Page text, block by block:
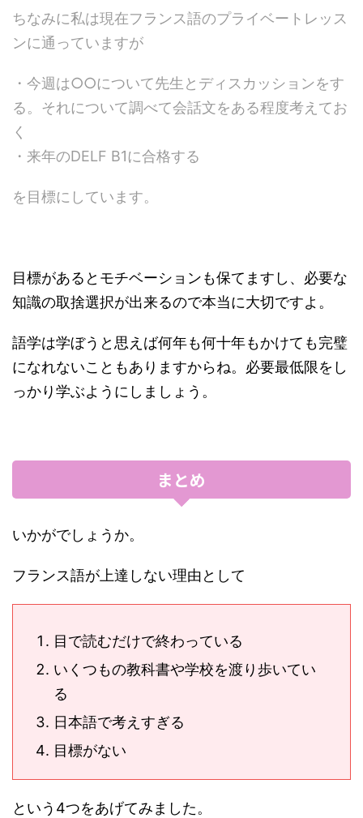
ちなみに私は現在フランス語のプライベートレッス
ンに通っていますが
・今週は○○について先生とディスカッションをす
る。それについて調べて会話文をある程度考えてお
く
・来年のDELF B1に合格する
を目標にしています。
目標があるとモチベーションも保てますし、必要な
知識の取捨選択が出来るので本当に大切ですよ。
語学は学ぼうと思えば何年も何十年もかけても完璧
になれないこともありますからね。必要最低限をし
っかり学ぶようにしましょう。
まとめ
いかがでしょうか。
フランス語が上達しない理由として
目で読むだけで終わっている
いくつもの教科書や学校を渡り歩いてい
る
日本語で考えすぎる
目標がない
という4つをあげてみました。